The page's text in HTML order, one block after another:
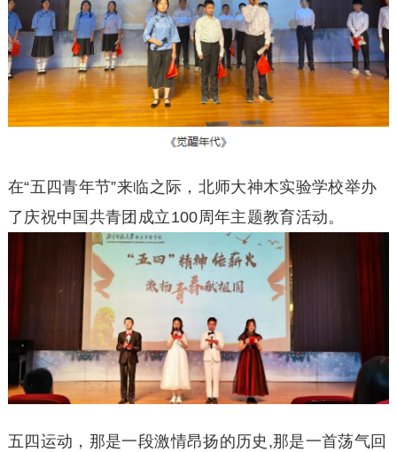
在“五四青年节”来临之际，北师大神木实验学校举办
了庆祝中国共青团成立100周年主题教育活动。
五四运动，那是一段激情昂扬的历史,那是一首荡气回